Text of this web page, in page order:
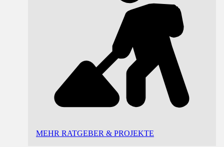
MEHR RATGEBER & PROJEKTE